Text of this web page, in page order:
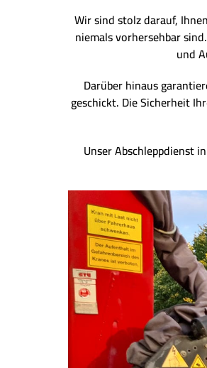
Wir sind stolz darauf,
niemals vorhersehbar
und
Darüber hinaus
geschickt. Die Sicherheit
Unser Abschleppdienst